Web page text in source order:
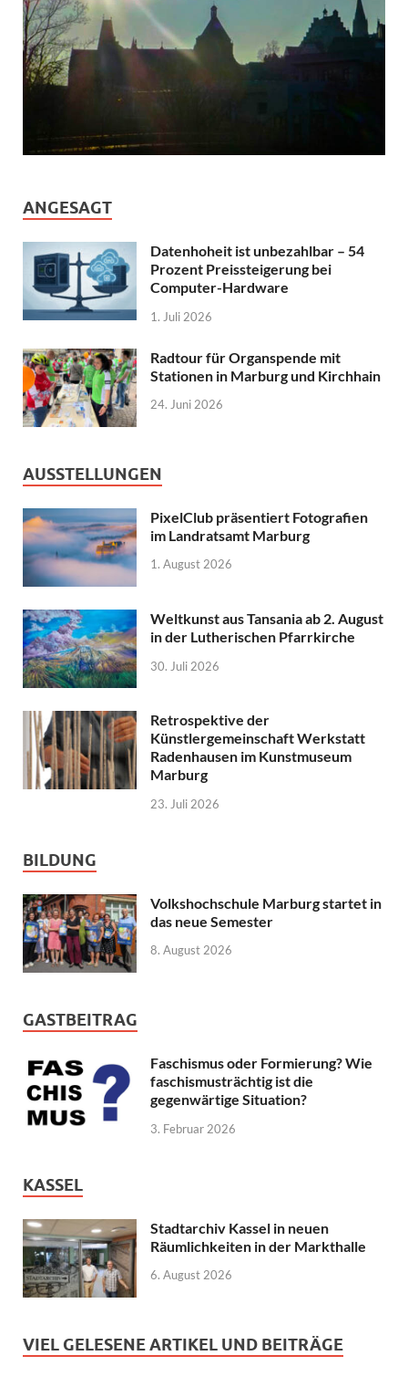
ANGESAGT
Datenhoheit ist unbezahlbar – 54
Prozent Preissteigerung bei
Computer-Hardware
1. Juli 2026
Radtour für Organspende mit
Stationen in Marburg und Kirchhain
24. Juni 2026
AUSSTELLUNGEN
PixelClub präsentiert Fotografien
im Landratsamt Marburg
1. August 2026
Weltkunst aus Tansania ab 2. August
in der Lutherischen Pfarrkirche
30. Juli 2026
Retrospektive der
Künstlergemeinschaft Werkstatt
Radenhausen im Kunstmuseum
Marburg
23. Juli 2026
BILDUNG
Volkshochschule Marburg startet in
das neue Semester
8. August 2026
GASTBEITRAG
Faschismus oder Formierung? Wie
faschismusträchtig ist die
gegenwärtige Situation?
3. Februar 2026
KASSEL
Stadtarchiv Kassel in neuen
Räumlichkeiten in der Markthalle
6. August 2026
VIEL GELESENE ARTIKEL UND BEITRÄGE